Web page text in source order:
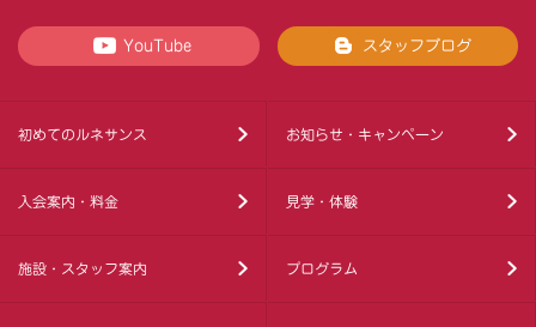
YouTube スタッフブログ
初めてのルネサンス お知らせ・キャンペーン
入会案内・料金 見学・体験
施設・スタッフ案内 プログラム